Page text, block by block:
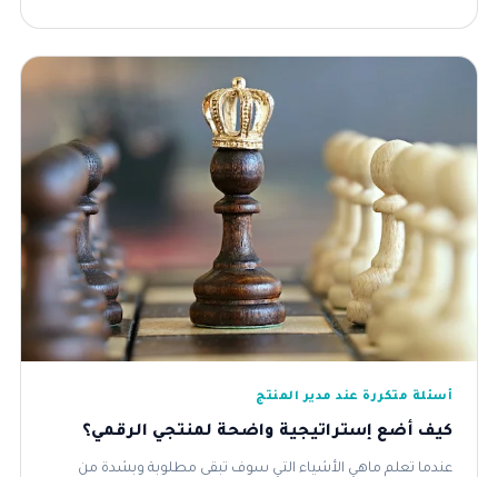
أسئلة متكررة عند مدير المنتج
كيف أضع إستراتيجية واضحة لمنتجي الرقمي؟
عندما تعلم ماهي الأشياء التي سوف تبقى مطلوبة وبشدة من